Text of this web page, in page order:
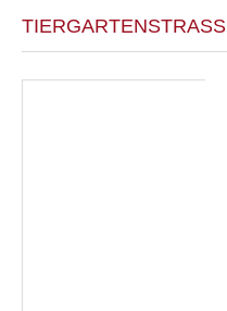
TIERGARTENSTRASSE